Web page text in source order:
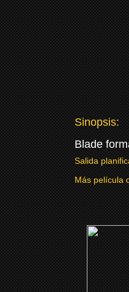
Sinopsis:
Blade
Salida
Más película